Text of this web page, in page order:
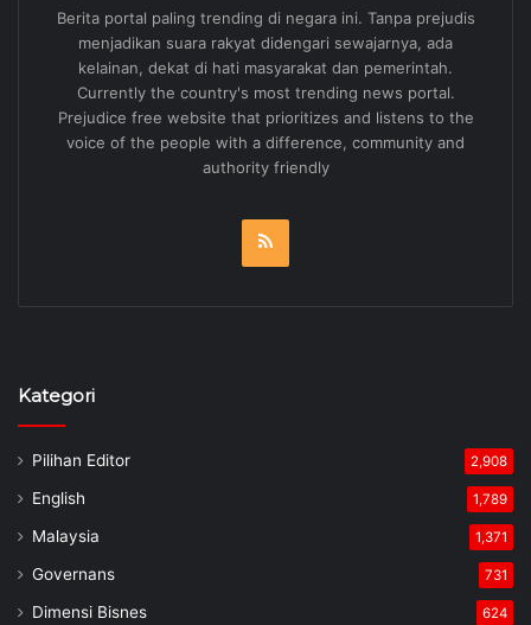
Berita portal paling trending di negara ini. Tanpa prejudis
menjadikan suara rakyat didengari sewajarnya, ada
kelainan, dekat di hati masyarakat dan pemerintah.
Currently the country's most trending news portal.
Prejudice free website that prioritizes and listens to the
voice of the people with a difference, community and
authority friendly
Kategori
Pilihan Editor 2,908
English 1,789
Malaysia 1,371
Governans 731
Dimensi Bisnes 624